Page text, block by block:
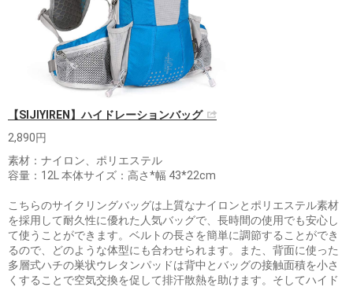
【SIJIYIREN】ハイドレーションバッグ
2,890円
素材：ナイロン、ポリエステル
容量：12L 本体サイズ：高さ*幅 43*22cm
こちらのサイクリングバッグは上質なナイロンとポリエステル素材
を採用して耐久性に優れた人気バッグで、長時間の使用でも安心し
て使うことができます。ベルトの長さを簡単に調節することができ
るので、どのような体型にも合わせられます。また、背面に使った
多層式ハチの巣状ウレタンパッドは背中とバッグの接触面積を小さ
くすることで空気交換を促して排汗散熱を助けます。そしてハイド